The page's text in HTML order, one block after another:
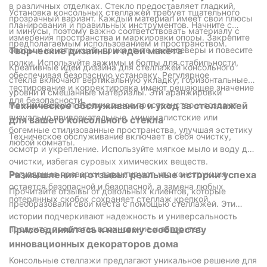
в различных отделках. Стекло предоставляет гладкий,
прозрачный вариант. Каждый материал имеет свои плюсы
и минусы, поэтому важно соответствовать материалу с
предполагаемым использованием и пространством.
Установка консольных стеллажей требует тщательного
планирования и правильных инструментов. Начните с
измерения пространства и маркировки опоры. Закрепите
опоры к конструкции, прикрепите кантилеверы и повесите
полки. Используйте зажимы и болты для стабильности,
обеспечивая безопасную установку. Регулярное
тестирование и корректировка имеют решающее значение
для безопасности.
Творческие дизайны и идеи макета
Креативные идеи дизайна для стеллажей консольного
стекла включают вертикальную укладку, горизонтальные
уровни и смешанные материалы. Эти аранжировки
максимизируют вертикальное пространство и создают
визуально привлекательные, минималистские или
богемные стилизованные пространства, улучшая эстетику
любой комнаты.
Техническое обслуживание и уход за стеллажей
для вашего консольного стекла
Техническое обслуживание включает в себя очистку,
осмотр и укрепление. Используйте мягкое мыло и воду для
очистки, избегая суровых химических веществ.
Регулярные проверки гарантируют, что конструкция
остается безопасной и безопасной, а замена любых
потерянных скобок сохраняет стеллаж крепкой.
Размышления и отзывы: реальные истории успеха
Прочитайте отзывы от довольных клиентов, которые
преобразовали свои места с помощью стеллажей. Эти
истории подчеркивают надежность и универсальность
продукта, предлагая вдохновение и авторитет.
Присоединяйтесь к нашему сообществу
инновационных декораторов дома
Консольные стеллажи предлагают уникальное решение для